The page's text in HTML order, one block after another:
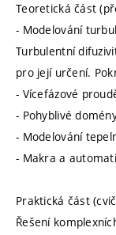
Teoretická část
- Modelování
Turbulentní
pro její určení.
- Vícefázové
- Pohyblivé
- Modelování
- Makra a
Praktická část
Řešení